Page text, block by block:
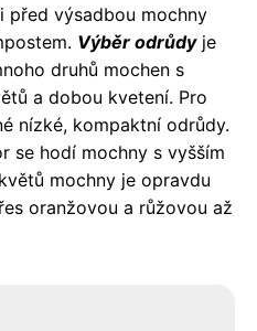
před výsadbou mochny
Výběr odrůdyje
druhů mochen s
a dobou kvetení. Pro
nízké, kompaktní odrůdy.
se hodí mochny s vyšším
květů mochny je opravdu
oranžovou a růžovou až